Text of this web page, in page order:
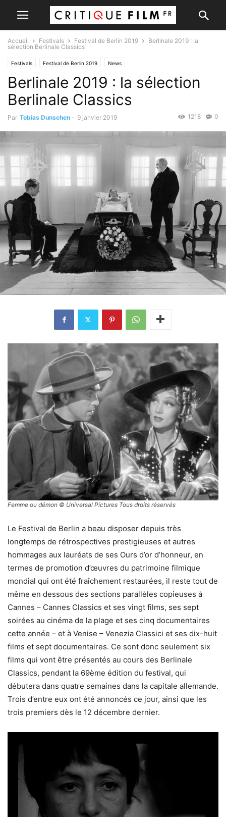
Accueil Festivals Festival de Berlin 2019
Berlinale 2019 : la
sélection Berlinale Classics
Festivals Festival de Berlin 2019 News
Berlinale 2019 : la sélection
Berlinale Classics
Par Tobias Dunschen - 9 janvier 2019 0
1218
Femme ou démon © Universal Pictures Tous droits réservés
Le Festival de Berlin a beau disposer depuis très
longtemps de rétrospectives prestigieuses et autres
hommages aux lauréats de ses Ours d’or d’honneur, en
termes de promotion d’œuvres du patrimoine filmique
mondial qui ont été fraîchement restaurées, il reste tout de
même en dessous des sections parallèles copieuses à
Cannes – Cannes Classics et ses vingt films, ses sept
soirées au cinéma de la plage et ses cinq documentaires
cette année – et à Venise – Venezia Classici et ses dix-huit
films et sept documentaires. Ce sont donc seulement six
films qui vont être présentés au cours des Berlinale
Classics, pendant la 69ème édition du festival, qui
débutera dans quatre semaines dans la capitale allemande.
Trois d’entre eux ont été annoncés ce jour, ainsi que les
trois premiers dès le 12 décembre dernier.